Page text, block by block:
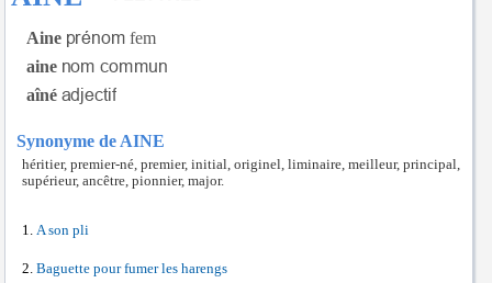
Aine
fem
aine
aîné
Synonyme de AINE
héritier, premier-né, premier, initial, originel, liminaire, meilleur, principal,
supérieur, ancêtre, pionnier, major.
A son pli
Baguette pour fumer les harengs